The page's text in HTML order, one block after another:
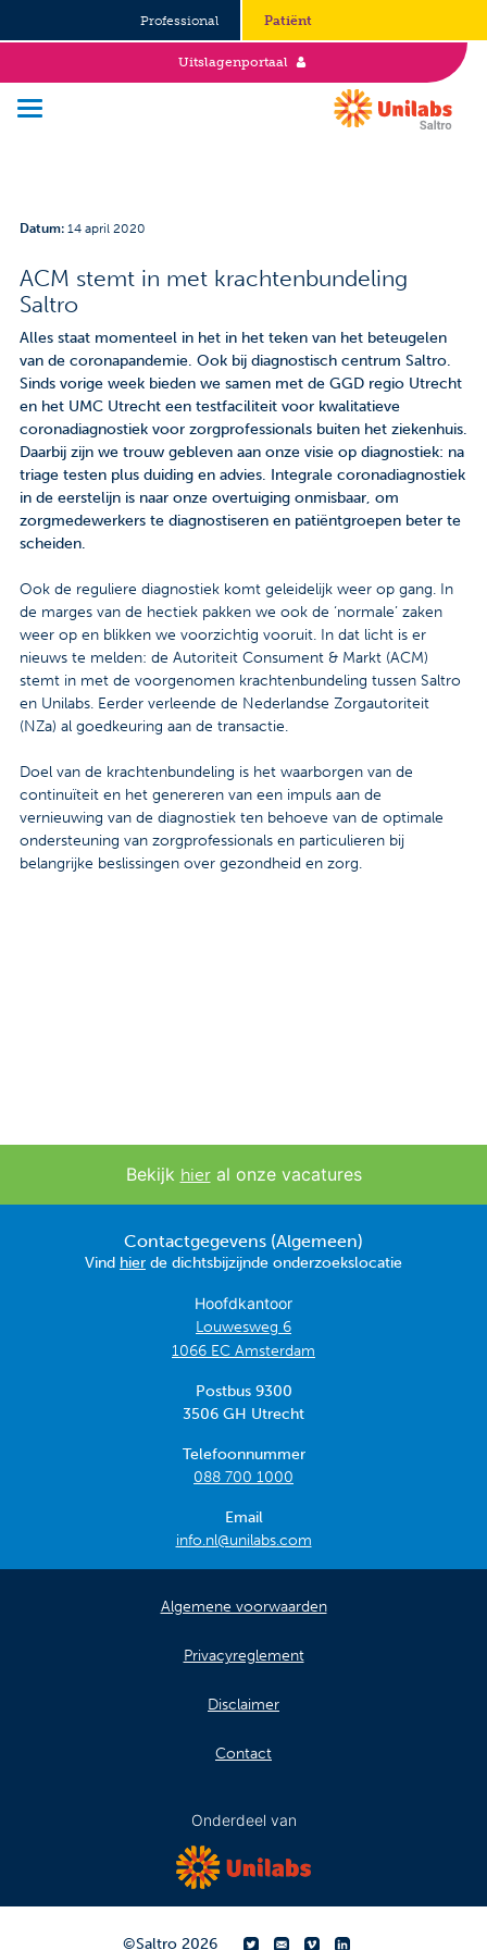
Professional Patiënt
Uitslagenportaal
Duurzaamheid en Good Governance
Werken bij
Stages
Vacatures
Contact
Veelgestelde vragen
Nieuws
Tarieven
Afspraak maken
Locaties
Praktische informatie
Datum: 14 april 2020
ACM stemt in met krachtenbundeling
Saltro
Alles staat momenteel in het in het teken van het beteugelen
van de coronapandemie. Ook bij diagnostisch centrum Saltro.
Sinds vorige week bieden we samen met de GGD regio Utrecht
en het UMC Utrecht een testfaciliteit voor kwalitatieve
coronadiagnostiek voor zorgprofessionals buiten het ziekenhuis.
Daarbij zijn we trouw gebleven aan onze visie op diagnostiek: na
triage testen plus duiding en advies. Integrale coronadiagnostiek
in de eerstelijn is naar onze overtuiging onmisbaar, om
zorgmedewerkers te diagnostiseren en patiëntgroepen beter te
scheiden.
Ook de reguliere diagnostiek komt geleidelijk weer op gang. In
de marges van de hectiek pakken we ook de ‘normale’ zaken
weer op en blikken we voorzichtig vooruit. In dat licht is er
nieuws te melden: de Autoriteit Consument & Markt (ACM)
stemt in met de voorgenomen krachtenbundeling tussen Saltro
en Unilabs. Eerder verleende de Nederlandse Zorgautoriteit
(NZa) al goedkeuring aan de transactie.
Doel van de krachtenbundeling is het waarborgen van de
continuïteit en het genereren van een impuls aan de
vernieuwing van de diagnostiek ten behoeve van de optimale
ondersteuning van zorgprofessionals en particulieren bij
belangrijke beslissingen over gezondheid en zorg.
Bekijk hieral onze vacatures
Contactgegevens (Algemeen)
Vind hier de dichtsbijzijnde onderzoekslocatie
Hoofdkantoor
Louwesweg 6
1066 EC Amsterdam
Postbus 9300
3506 GH Utrecht
Telefoonnummer
088 700 1000
Email
info.nl@unilabs.com
Algemene voorwaarden
Privacyreglement
Disclaimer
Contact
Onderdeel van
©Saltro 2026